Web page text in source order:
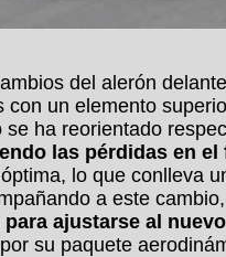
del alerón
un elemento
ha reorientado
las pérdidas en el
lo que conlleva
a este
ajustarse al
su paquete